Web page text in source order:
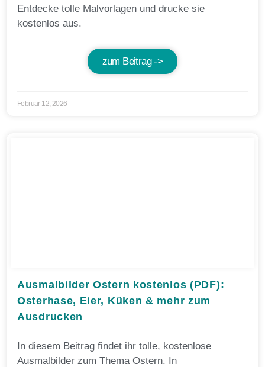
Entdecke tolle Malvorlagen und drucke sie
kostenlos aus.
zum Beitrag ->
Februar 12, 2026
Ausmalbilder Ostern kostenlos (PDF):
Osterhase, Eier, Küken & mehr zum
Ausdrucken
In diesem Beitrag findet ihr tolle, kostenlose
Ausmalbilder zum Thema Ostern. In